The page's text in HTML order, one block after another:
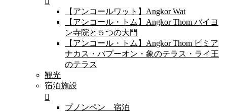
【アンコールワット】Angkor Wat
【アンコール・トム】Angkor Thom バイヨ
ン寺院と５つの大門
【アンコール・トム】Angkor Thom ピミア
ナカス・バプーオン・象のテラス・ライ王
のテラス
観光
宿泊施設
プノンペン 宿泊